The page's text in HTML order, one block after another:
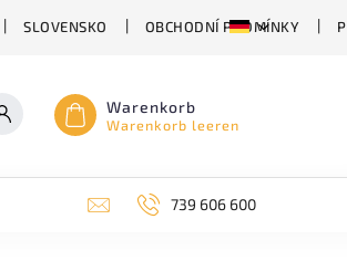
SLOVENSKO OBCHODNÍ PODMÍNKY
Warenkorb
Warenkorb leeren
ABHÄNGIG VON DER BIERSORTE
739 606 600